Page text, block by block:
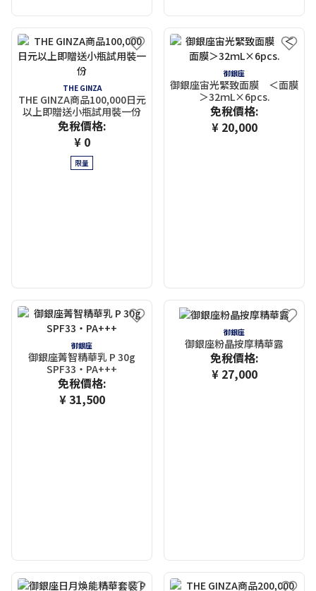
THE GINZA
THE GINZA商品100,000日元
以上即贈送小瓶試用裝一份
免稅價格:
¥ 0
限量
御銀座
御銀座宙光緊致面膜 ＜面膜
＞32ｍL×6pcs.
免稅價格:
¥ 20,000
御銀座
御銀座菁智精華乳 P 30g
SPF33・PA+++
免稅價格:
¥ 31,500
御銀座
御銀座粉晶按摩精華露
免稅價格:
¥ 27,000